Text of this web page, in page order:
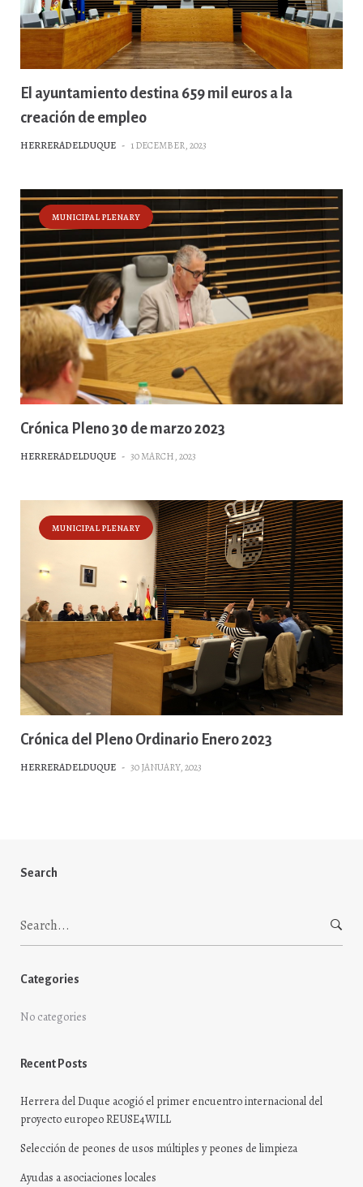
El ayuntamiento destina 659 mil euros a la
creación de empleo
HERRERADELDUQUE - 1 DECEMBER, 2023
MUNICIPAL PLENARY
Crónica Pleno 30 de marzo 2023
HERRERADELDUQUE - 30 MARCH, 2023
MUNICIPAL PLENARY
Crónica del Pleno Ordinario Enero 2023
HERRERADELDUQUE - 30 JANUARY, 2023
Search
Search
for:
Categories
No categories
Recent Posts
Herrera del Duque acogió el primer encuentro internacional del
proyecto europeo REUSE4WILL
Selección de peones de usos múltiples y peones de limpieza
Ayudas a asociaciones locales